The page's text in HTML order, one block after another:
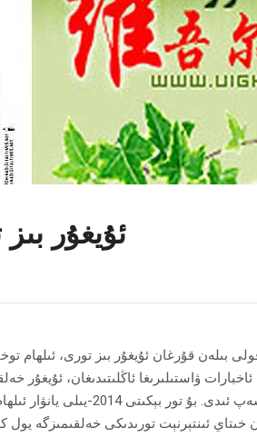
ئۇيغۇر
بىلەن قۇرغان ئۇيغۇر بىز تورى، ئىلھام
ئاخبارات ۋاستىلىرىغا ئاڭلىتىدىغان،
كۈرەش قىلغان ئەڭ ئالدىنقى
خىتاي ئىنتېرنېت تورىدىكى خەلقىمىزگە